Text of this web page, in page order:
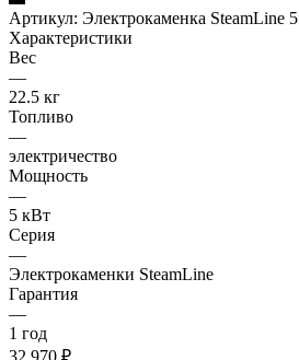
Артикул: Электрокаменка SteamLine 5
Характеристики
Вес
—
22.5 кг
Топливо
—
электричество
Мощность
—
5 кВт
Серия
—
Электрокаменки SteamLine
Гарантия
—
1 год
32 970 ₽